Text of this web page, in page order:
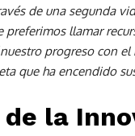
de una segunda
preferimos llamar
progreso con el
que ha encendido
la